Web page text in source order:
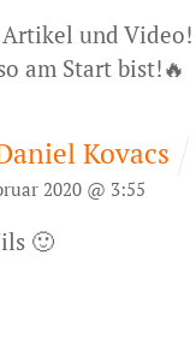
und
am Start bist!🔥
Kovacs
2020 @ 3:55
🙂